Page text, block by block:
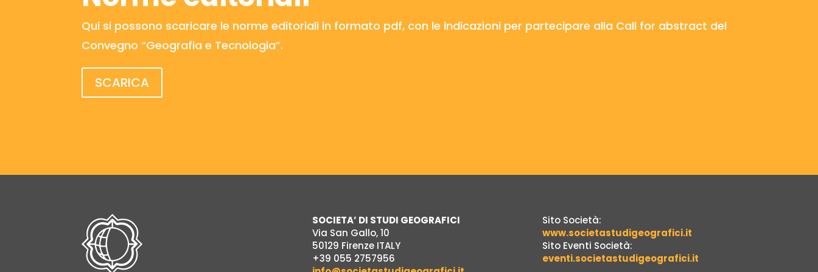
Qui si possono scaricare le norme editoriali in formato pdf, con le indicazioni per partecipare alla Call for abstract del
Convegno “Geografia e Tecnologia”.
SCARICA
SOCIETA’ DI STUDI GEOGRAFICI
Via San Gallo, 10
50129 Firenze ITALY
+39 055 2757956
Sito Società:
www.societastudigeografici.it
Sito Eventi Società:
eventi.societastudigeografici.it